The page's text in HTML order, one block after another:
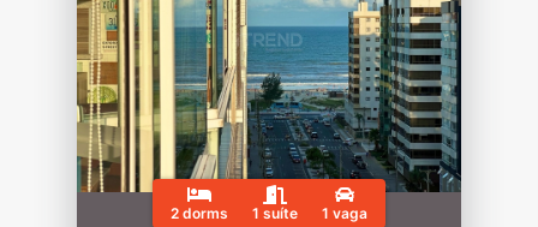
2 dorms 1 suíte
1 vaga